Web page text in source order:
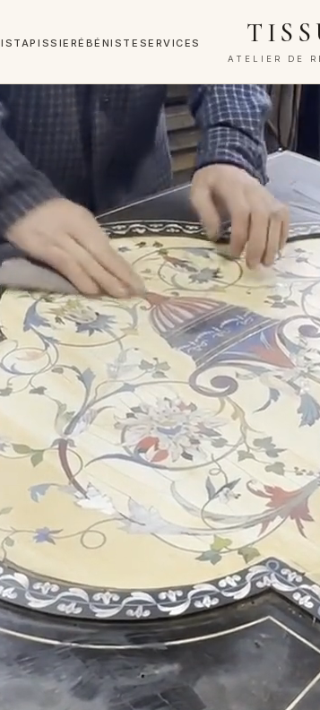
TAPISSIERÉBÉNISTE SERVICES
ATELIER DE